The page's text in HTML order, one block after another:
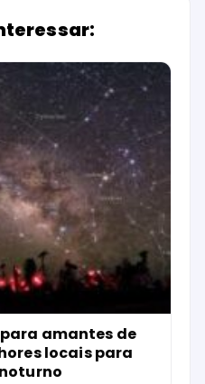
amantes de
locais para